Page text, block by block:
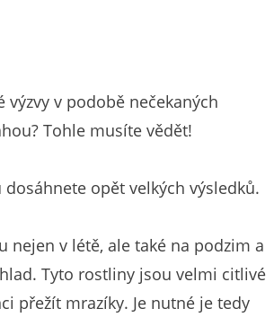
v podobě nečekaných
Tohle musíte vědět!
opět velkých výsledků.
nejen v létě, ale také na podzim a
Tyto rostliny jsou velmi citlivé
přežít mrazíky. Je nutné je tedy